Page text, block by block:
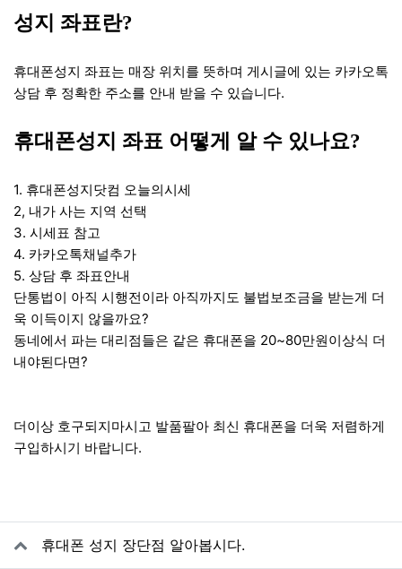
성지 좌표란?
휴대폰성지 좌표는 매장 위치를 뜻하며 게시글에 있는 카카오톡
상담 후 정확한 주소를 안내 받을 수 있습니다.
휴대폰성지 좌표 어떻게 알 수 있나요?
1. 휴대폰성지닷컴 오늘의시세
2, 내가 사는 지역 선택
3. 시세표 참고
4. 카카오톡채널추가
5. 상담 후 좌표안내
단통법이 아직 시행전이라 아직까지도 불법보조금을 받는게 더
욱 이득이지 않을까요?
동네에서 파는 대리점들은 같은 휴대폰을 20~80만원이상식 더
내야된다면?
더이상 호구되지마시고 발품팔아 최신 휴대폰을 더욱 저렴하게
구입하시기 바랍니다.
관련자료휴대폰 성지 장단점 알아봅시다.